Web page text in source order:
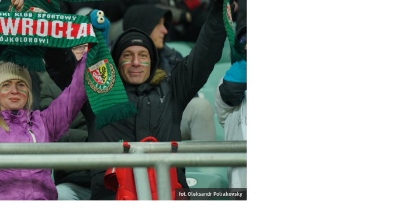
fot. Oleksandr Poliakovsky